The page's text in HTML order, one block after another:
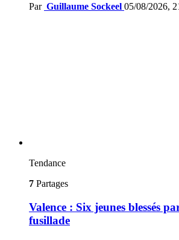
Par Guillaume Sockeel 05/08/2026,
Tendance
7 Partages
Valence : Six jeunes blessés
fusillade